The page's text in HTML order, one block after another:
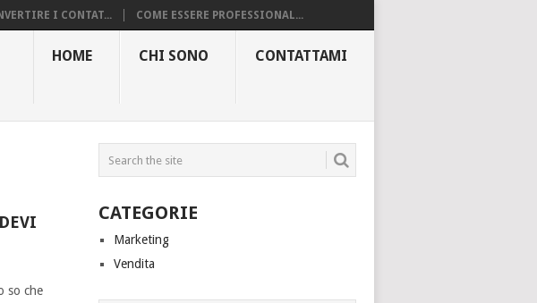
I CONTAT... COME ESSERE PROFESSIONAL...
HOME CHI SONO CONTATTAMI
so che
CATEGORIE
Marketing
Vendita